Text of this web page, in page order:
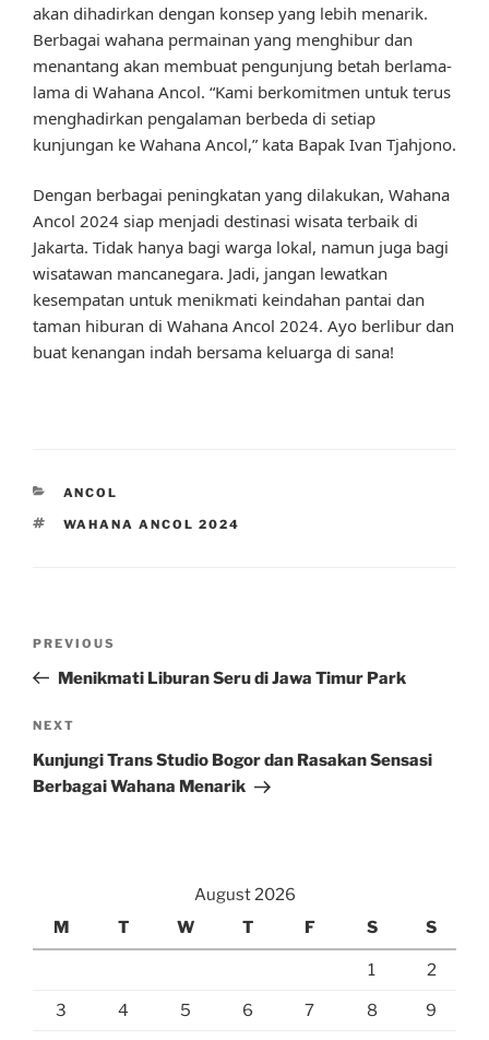
akan dihadirkan dengan konsep yang lebih menarik.
Berbagai wahana permainan yang menghibur dan
menantang akan membuat pengunjung betah berlama-
lama di Wahana Ancol. “Kami berkomitmen untuk terus
menghadirkan pengalaman berbeda di setiap
kunjungan ke Wahana Ancol,” kata Bapak Ivan Tjahjono.
Dengan berbagai peningkatan yang dilakukan, Wahana
Ancol 2024 siap menjadi destinasi wisata terbaik di
Jakarta. Tidak hanya bagi warga lokal, namun juga bagi
wisatawan mancanegara. Jadi, jangan lewatkan
kesempatan untuk menikmati keindahan pantai dan
taman hiburan di Wahana Ancol 2024. Ayo berlibur dan
buat kenangan indah bersama keluarga di sana!
CATEGORIES
ANCOL
TAGS
WAHANA ANCOL 2024
Previous
Post
PREVIOUS
Menikmati Liburan Seru di Jawa Timur Park
Next
Post
NEXT
Kunjungi Trans Studio Bogor dan Rasakan Sensasi
Berbagai Wahana Menarik
August 2026
M
T W T F S S
1 2
3 4 5 6 7 8 9